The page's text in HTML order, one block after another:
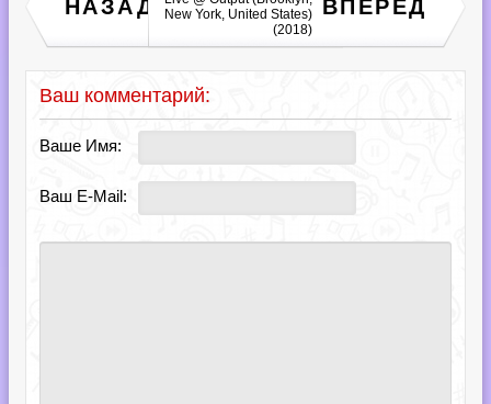
НАЗАД
/vol-48/ (2018)
ВПЕРЕД
New York, United States)
(2018)
Ваш комментарий:
Ваше Имя:
Ваш E-Mail: